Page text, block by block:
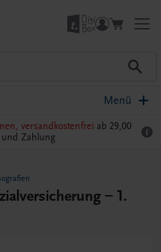
Menü
versandkostenfrei ab 29,00
und Zahlung
– 1.